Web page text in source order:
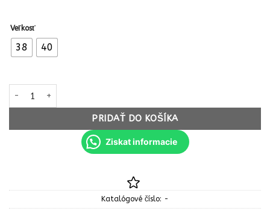
Veľkosť
38 40
množstvo Dámske baggy nohavice na gumu yellow
PRIDAŤ DO KOŠÍKA
Ziskat informacie
Katalógové číslo: -